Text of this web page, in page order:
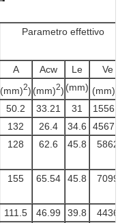
Parametro effettivo
A Acw Le Ve
(mm)2) (mm)2) (mm) (mm)
50.2 33.21 31 1556.2
132 26.4 34.6 4567.2
128 62.6 45.8 5862
155 65.54 45.8 7099
111.5 46.99 39.8 4436